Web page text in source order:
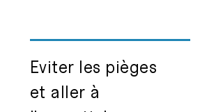
Eviter les pièges
et aller à